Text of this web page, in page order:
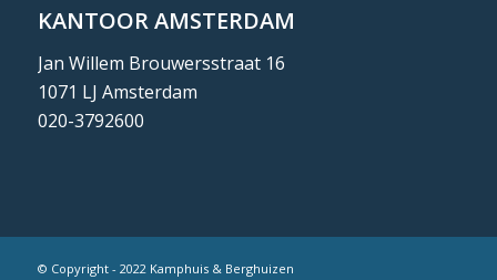
KANTOOR AMSTERDAM
Jan Willem Brouwersstraat 16
1071 LJ Amsterdam
020-3792600
© Copyright - 2022 Kamphuis & Berghuizen